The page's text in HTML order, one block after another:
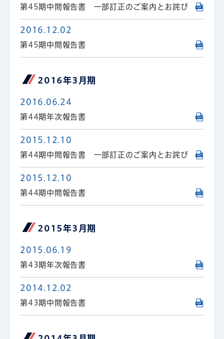
第45期中間報告書 一部訂正のご案内とお詫び
2016.12.02
第45期中間報告書
2016年3月期
2016.06.24
第44期年次報告書
2015.12.10
第44期中間報告書 一部訂正のご案内とお詫び
2015.12.10
第44期中間報告書
2015年3月期
2015.06.19
第43期年次報告書
2014.12.02
第43期中間報告書